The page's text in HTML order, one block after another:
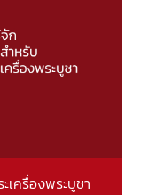
เครื่องพระบูชา